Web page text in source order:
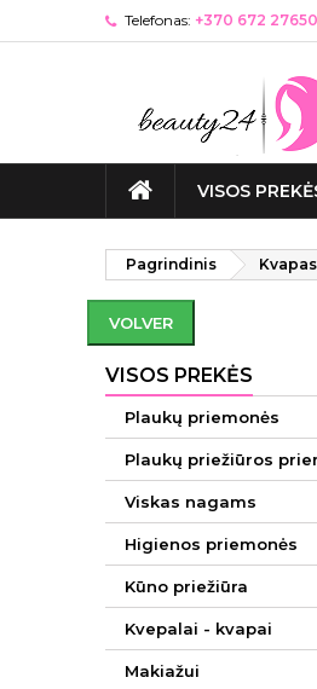
Telefonas: +370 672 27650
VISOS
Pagrindinis
VOLVER
VISOS PREKĖS
Plaukų priemonės
Plaukų priežiūros
Viskas nagams
Higienos priemonės
Kūno priežiūra
Kvepalai - kvapai
Makiažui